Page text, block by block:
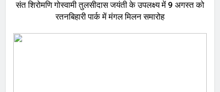
संत शिरोमणि गोस्वामी तुलसीदास जयंती के उपलक्ष्य में 9 अगस्त को
रतनबिहारी पार्क में मंगल मिलन समारोह